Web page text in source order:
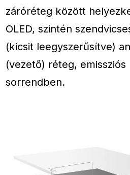
záróréteg között
OLED, szintén
(kicsit leegyszerűsítve)
(vezető) réteg,
sorrendben.